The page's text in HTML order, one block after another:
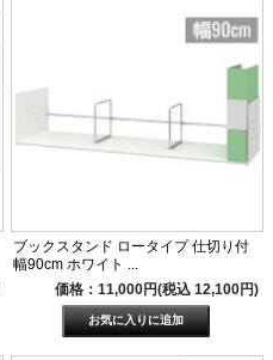
ブックスタンド ロータイプ 仕切り付
幅90cm ホワイト ...
価格：11,000円(税込 12,100円)